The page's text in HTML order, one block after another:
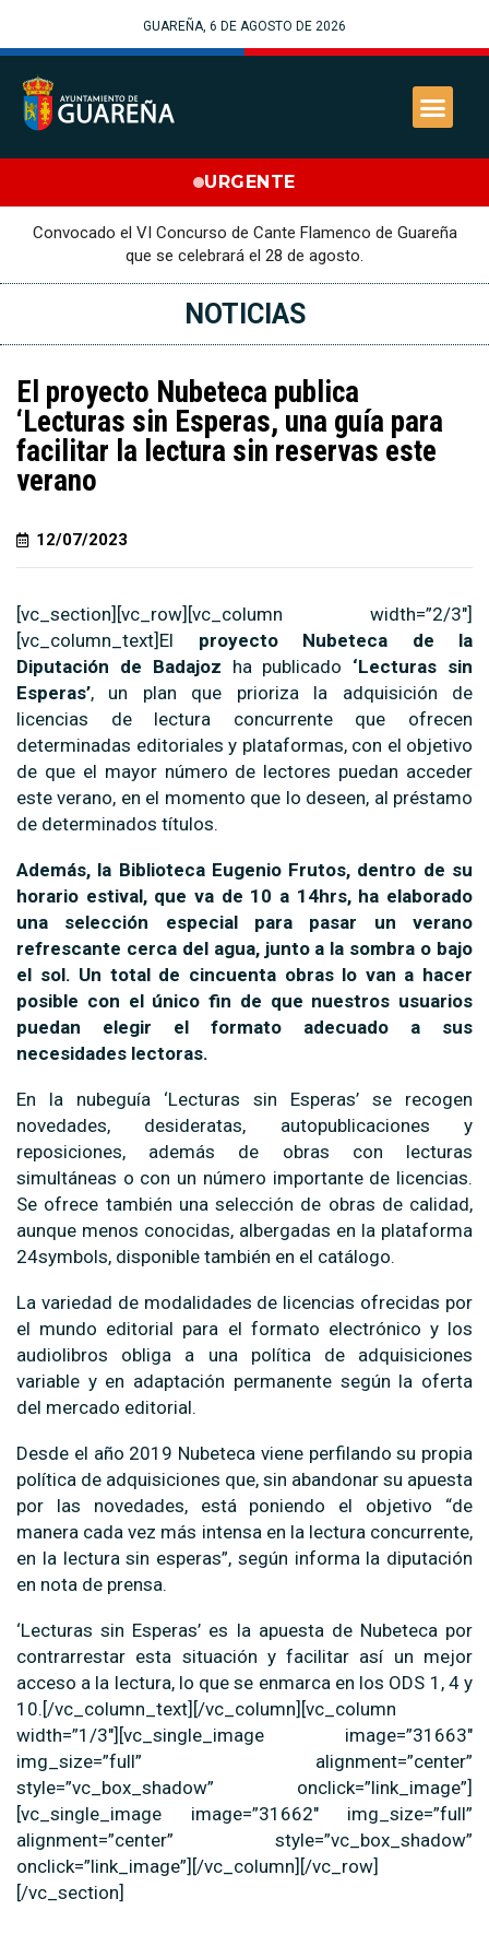
GUAREÑA, 6 DE AGOSTO DE 2026
URGENTE
Convocado el VI Concurso de Cante Flamenco de Guareña
que se celebrará el 28 de agosto.
NOTICIAS
El proyecto Nubeteca publica
‘Lecturas sin Esperas, una guía para
facilitar la lectura sin reservas este
verano
12/07/2023
[vc_section][vc_row][vc_column width=”2/3″]
[vc_column_text]El proyecto Nubeteca de la
Diputación de Badajoz ha publicado ‘Lecturas sin
Esperas’, un plan que prioriza la adquisición de
licencias de lectura concurrente que ofrecen
determinadas editoriales y plataformas, con el objetivo
de que el mayor número de lectores puedan acceder
este verano, en el momento que lo deseen, al préstamo
de determinados títulos.
Además, la Biblioteca Eugenio Frutos, dentro de su
horario estival, que va de 10 a 14hrs, ha elaborado
una selección especial para pasar un verano
refrescante cerca del agua, junto a la sombra o bajo
el sol. Un total de cincuenta obras lo van a hacer
posible con el único fin de que nuestros usuarios
puedan elegir el formato adecuado a sus
necesidades lectoras.
En la nubeguía ‘Lecturas sin Esperas’ se recogen
novedades, desideratas, autopublicaciones y
reposiciones, además de obras con lecturas
simultáneas o con un número importante de licencias.
Se ofrece también una selección de obras de calidad,
aunque menos conocidas, albergadas en la plataforma
24symbols, disponible también en el catálogo.
La variedad de modalidades de licencias ofrecidas por
el mundo editorial para el formato electrónico y los
audiolibros obliga a una política de adquisiciones
variable y en adaptación permanente según la oferta
del mercado editorial.
Desde el año 2019 Nubeteca viene perfilando su propia
política de adquisiciones que, sin abandonar su apuesta
por las novedades, está poniendo el objetivo “de
manera cada vez más intensa en la lectura concurrente,
en la lectura sin esperas”, según informa la diputación
en nota de prensa.
‘Lecturas sin Esperas’ es la apuesta de Nubeteca por
contrarrestar esta situación y facilitar así un mejor
acceso a la lectura, lo que se enmarca en los ODS 1, 4 y
10.[/vc_column_text][/vc_column][vc_column
width=”1/3″][vc_single_image image=”31663″
img_size=”full” alignment=”center”
style=”vc_box_shadow” onclick=”link_image”]
[vc_single_image image=”31662″ img_size=”full”
alignment=”center” style=”vc_box_shadow”
onclick=”link_image”][/vc_column][/vc_row]
[/vc_section]